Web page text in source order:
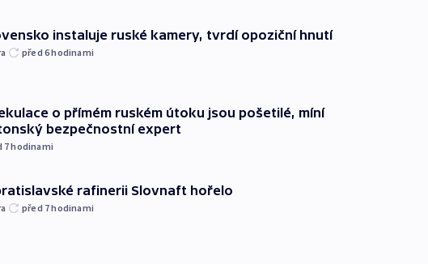
instaluje ruské kamery, tvrdí opoziční hnutí
před 6hodinami
o přímém ruském útoku jsou pošetilé, míní
bezpečnostní expert
7hodinami
rafinerii Slovnaft hořelo
před 7hodinami